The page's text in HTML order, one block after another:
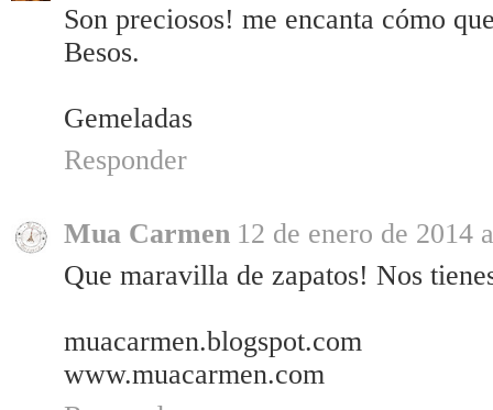
Son preciosos! me encanta cómo
Besos.
Gemeladas
Responder
Mua Carmen 12 de enero de 2014
Que maravilla de zapatos! Nos
muacarmen.blogspot.com
www.muacarmen.com